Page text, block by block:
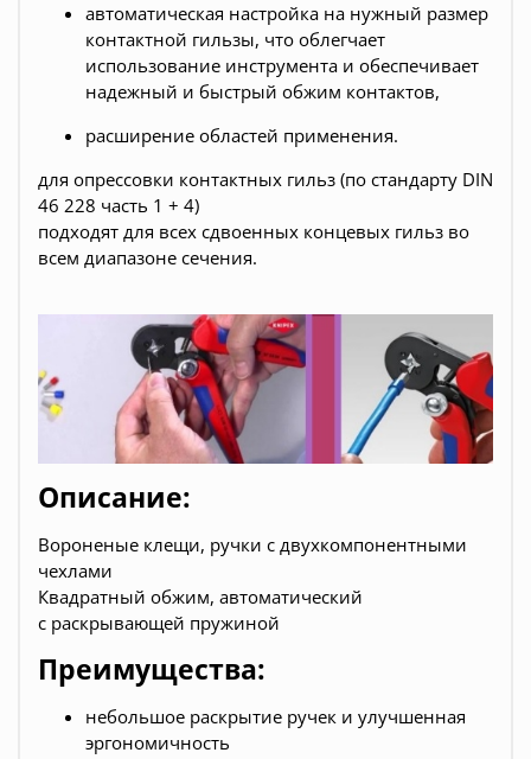
автоматическая настройка на нужный размер
контактной гильзы, что облегчает
использование инструмента и обеспечивает
надежный и быстрый обжим контактов,
расширение областей применения.
для опрессовки контактных гильз (по стандарту DIN
46 228 часть 1 + 4)
подходят для всех сдвоенных концевых гильз во
всем диапазоне сечения.
Описание:
Вороненые клещи, ручки с двухкомпонентными
чехлами
Квадратный обжим, автоматический
с раскрывающей пружиной
Преимущества:
небольшое раскрытие ручек и улучшенная
эргономичность